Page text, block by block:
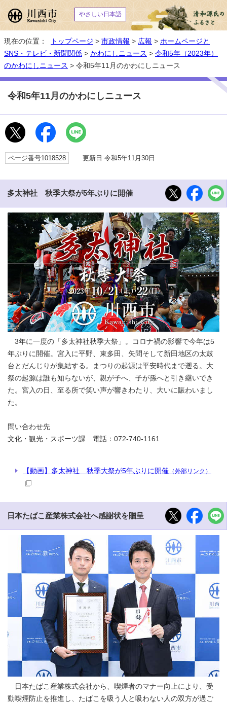
やさしい日本語
現在の位置： トップページ > 市政情報 > 広報 > ホームページと
SNS・テレビ・新聞関係 > かわにしニュース > 令和5年（2023年）
のかわにしニュース > 令和5年11月のかわにしニュース
令和5年11月のかわにしニュース
ページ番号1018528 更新日 令和5年11月30日
多太神社 秋季大祭が5年ぶりに開催
3年に一度の「多太神社秋季大祭」。コロナ禍の影響で今年は5
年ぶりに開催。宮入に平野、東多田、矢問そして新田地区の太鼓
台とだんじりが集結する。まつりの起源は平安時代まで遡る。大
祭の起源は誰も知らないが、親が子へ、子が孫へと引き継いでき
た。宮入の日、至る所で笑い声が響きわたり、大いに賑わいまし
た。
問い合わせ先
文化・観光・スポーツ課 電話：072-740-1161
【動画】多太神社 秋季大祭が5年ぶりに開催 （外部リンク）
日本たばこ産業株式会社へ感謝状を贈呈
日本たばこ産業株式会社から、喫煙者のマナー向上により、受
動喫煙防止を推進し、たばこを吸う人と吸わない人の双方が過ご